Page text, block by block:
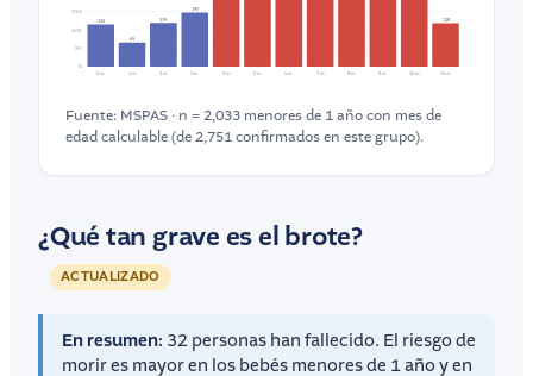
0
50
100
150
115
0 m
65
1 m
119
2 m
147
3 m 4 m 5 m 6 m 7 m 8 m 9 m 10 m
118
11 m
Fuente: MSPAS · n = 2,033 menores de 1 año con mes de
edad calculable (de 2,751 confirmados en este grupo).
¿Qué tan grave es el brote?
ACTUALIZADO
En resumen: 32 personas han fallecido. El riesgo de
morir es mayor en los bebés menores de 1 año y en